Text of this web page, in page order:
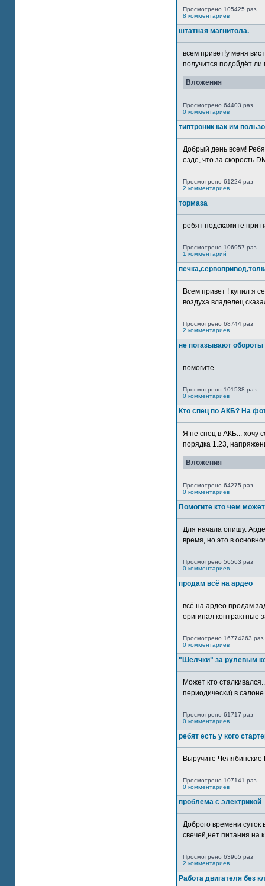
Просмотрено 105425 раз
8 комментариев
штатная магнитола.
всем привет!у меня
получится подойдёт ли
Вложения
Просмотрено 64403 раз
0 комментариев
типтроник как им
Добрый день всем!
езде, что за скорость
Просмотрено 61224 раз
2 комментариев
тормаза
ребят подскажите при
Просмотрено 106957 раз
1 комментарий
Всем привет ! купил я
воздуха владелец
Просмотрено 68744 раз
2 комментариев
не погазывают обороты
помогите
Просмотрено 101538 раз
0 комментариев
Кто спец по АКБ? На
Я не спец в АКБ... хочу
порядка 1.23,
Вложения
Просмотрено 64275 раз
0 комментариев
Помогите кто чем может
Для начала опишу.
время, но это в
Просмотрено 56563 раз
0 комментариев
продам всё на ардео
всё на ардео продам
оригинал контрактные
Просмотрено 16774263 раз
0 комментариев
"Шелчки" за рулевым
Может кто
периодически) в
Просмотрено 61717 раз
0 комментариев
ребят есть у кого
Выручите
Просмотрено 107141 раз
0 комментариев
проблема с электрикой
Доброго времени суток
свечей,нет питания на
Просмотрено 63965 раз
2 комментариев
Работа двигателя без